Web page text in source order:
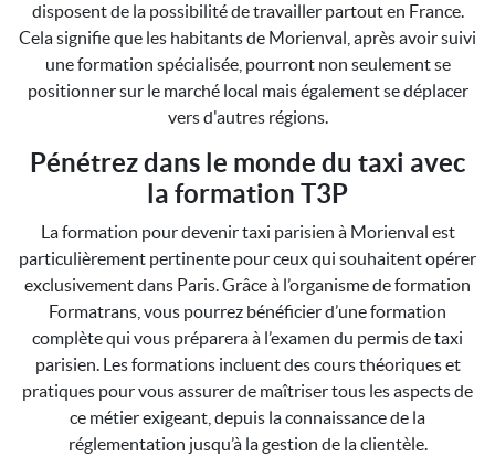
disposent de la possibilité de travailler partout en France.
Cela signifie que les habitants de Morienval, après avoir suivi
une formation spécialisée, pourront non seulement se
positionner sur le marché local mais également se déplacer
vers d'autres régions.
Pénétrez dans le monde du taxi avec
la formation T3P
La formation pour devenir taxi parisien à Morienval est
particulièrement pertinente pour ceux qui souhaitent opérer
exclusivement dans Paris. Grâce à l’organisme de formation
Formatrans, vous pourrez bénéficier d’une formation
complète qui vous préparera à l’examen du permis de taxi
parisien. Les formations incluent des cours théoriques et
pratiques pour vous assurer de maîtriser tous les aspects de
ce métier exigeant, depuis la connaissance de la
réglementation jusqu’à la gestion de la clientèle.